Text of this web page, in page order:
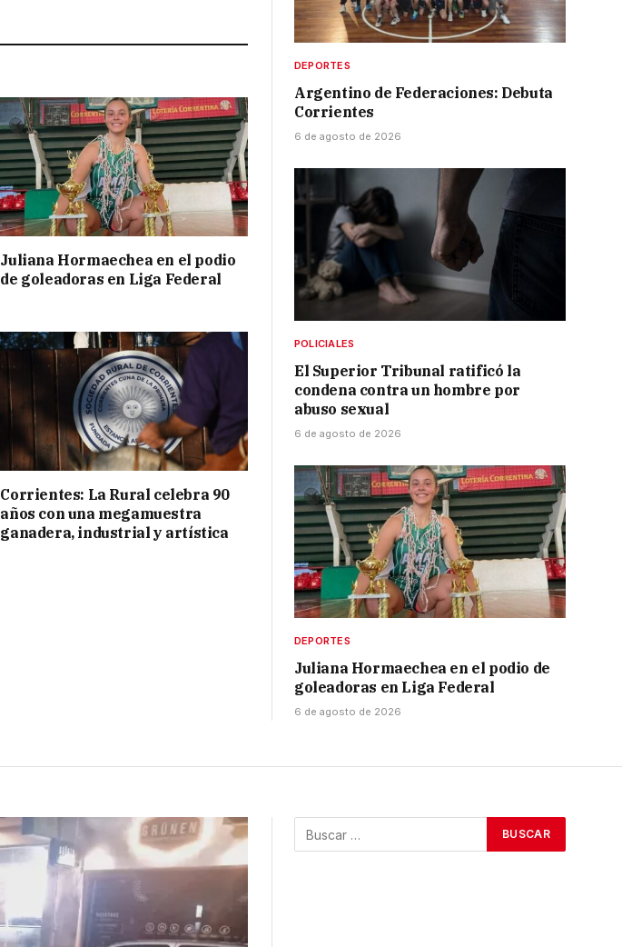
Juliana Hormaechea en el podio
de goleadoras en Liga Federal
Corrientes: La Rural celebra 90
años con una megamuestra
ganadera, industrial y artística
DEPORTES
Argentino de Federaciones: Debuta
Corrientes
6 de agosto de 2026
POLICIALES
El Superior Tribunal ratificó la
condena contra un hombre por
abuso sexual
6 de agosto de 2026
DEPORTES
Juliana Hormaechea en el podio de
goleadoras en Liga Federal
6 de agosto de 2026